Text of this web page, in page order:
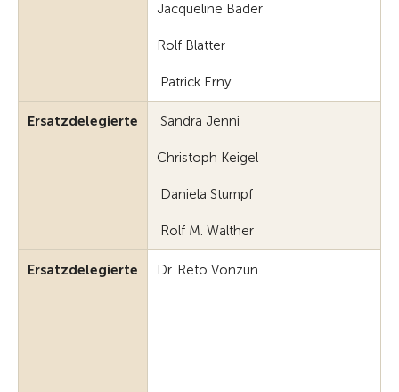
Jacqueline Bader
Rolf Blatter
Patrick Erny
Ersatzdelegierte Sandra Jenni
Christoph Keigel
Daniela Stumpf
Rolf M. Walther
Ersatzdelegierte Dr. Reto Vonzun